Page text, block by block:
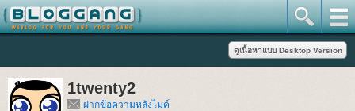
1twenty2
ฝากข้อความหลังไมค์